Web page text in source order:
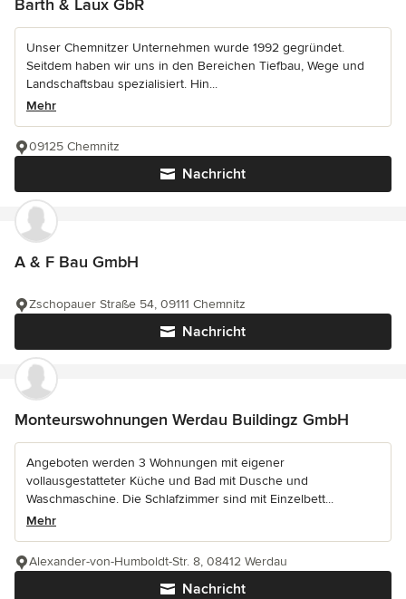
Barth & Laux GbR
Unser Chemnitzer Unternehmen wurde 1992 gegründet.
Seitdem haben wir uns in den Bereichen Tiefbau, Wege und
Landschaftsbau spezialisiert. Hin...
Mehr
Nachricht
09125 Chemnitz
A & F Bau GmbH
Nachricht
Zschopauer Straße 54, 09111 Chemnitz
Monteurswohnungen Werdau Buildingz GmbH
Angeboten werden 3 Wohnungen mit eigener
vollausgestatteter Küche und Bad mit Dusche und
Waschmaschine. Die Schlafzimmer sind mit Einzelbett...
Mehr
Nachricht
Alexander-von-Humboldt-Str. 8, 08412 Werdau